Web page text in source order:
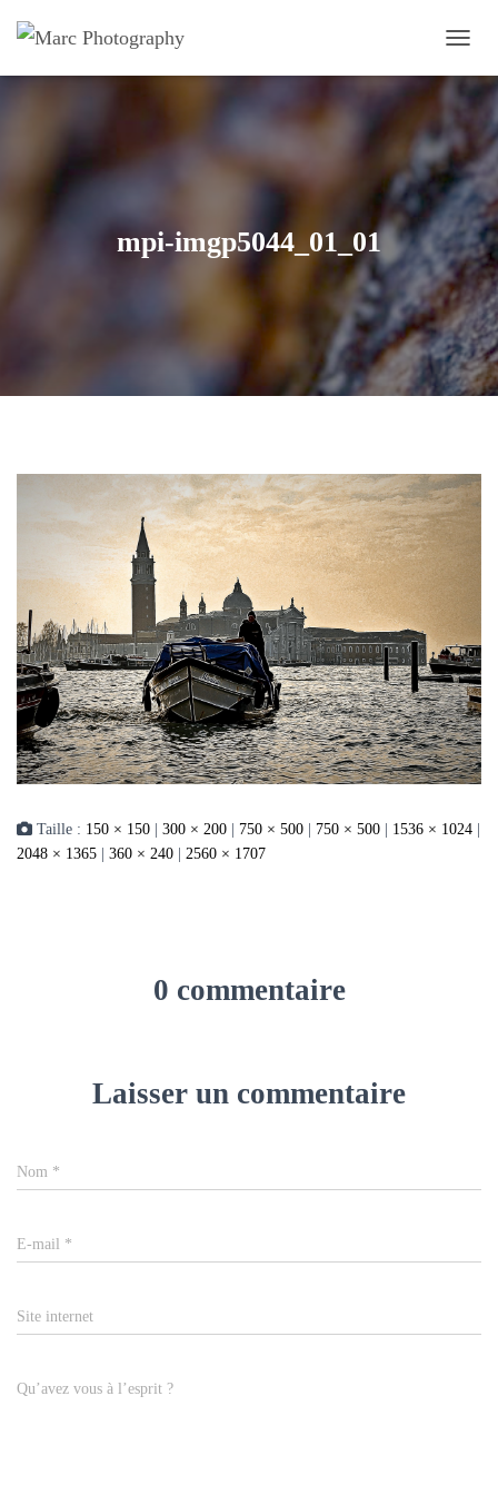
mpi-imgp5044_01_01
Taille : 150 × 150 | 300 × 200 | 750 × 500 | 750 × 500 | 1536 × 1024 |
2048 × 1365 | 360 × 240 | 2560 × 1707
0 commentaire
Laisser un commentaire
Nom *
E-mail *
Site internet
Qu’avez vous à l’esprit ?